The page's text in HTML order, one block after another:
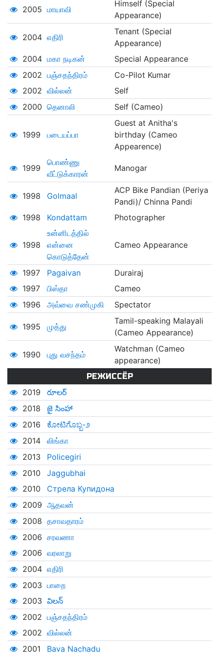
2005 மாயாவி
Himself (Special
Appearance)
2004 எதிரி
Tenant (Special
Appearance)
2004 மகா நடிகன்
Special Appearance
2002 பஞ்சதந்திரம்
Co-Pilot Kumar
2002 வில்லன்
Self
2000 தெனாலி Self (Cameo)
1999 படையப்பா
Guest at Anitha's
birthday (Cameo
Appearence)
1999
பொண்ணு
வீட்டுக்காரன்
Manogar
1998 Golmaal
ACP Bike Pandian (Periya
Pandi)/ Chinna Pandi
1998
Kondattam Photographer
1998
உன்னிடத்தில்
என்னை
கொடுத்தேன்
Cameo Appearance
1997 Pagaivan
Durairaj
1997
பிஸ்தா
Cameo
1996
அவ்வை சண்முகி Spectator
1995 முத்து
Tamil-speaking Malayali
(Cameo Appearance)
1990 புது வசந்தம்
Watchman (Cameo
appearance)
РЕЖИССЁР
2019
రూలర్
2018
జై సింహా
2016
ಕೋಟಿಗೊಬ್ಬ-೨
2014
லிங்கா
2013
Policegiri
2010
Jaggubhai
2010
Стрела Купидона
2009 ஆதவன்
2008 தசாவதாரம்
2006 சரவணா
2006 வரலாறு
2004 எதிரி
2003 பாறை
2003 విలన్
2002 பஞ்சதந்திரம்
2002 வில்லன்
2001
Bava Nachadu